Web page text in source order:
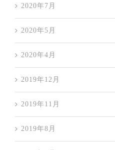
2020年7月
2020年5月
2020年4月
2019年12月
2019年11月
2019年8月